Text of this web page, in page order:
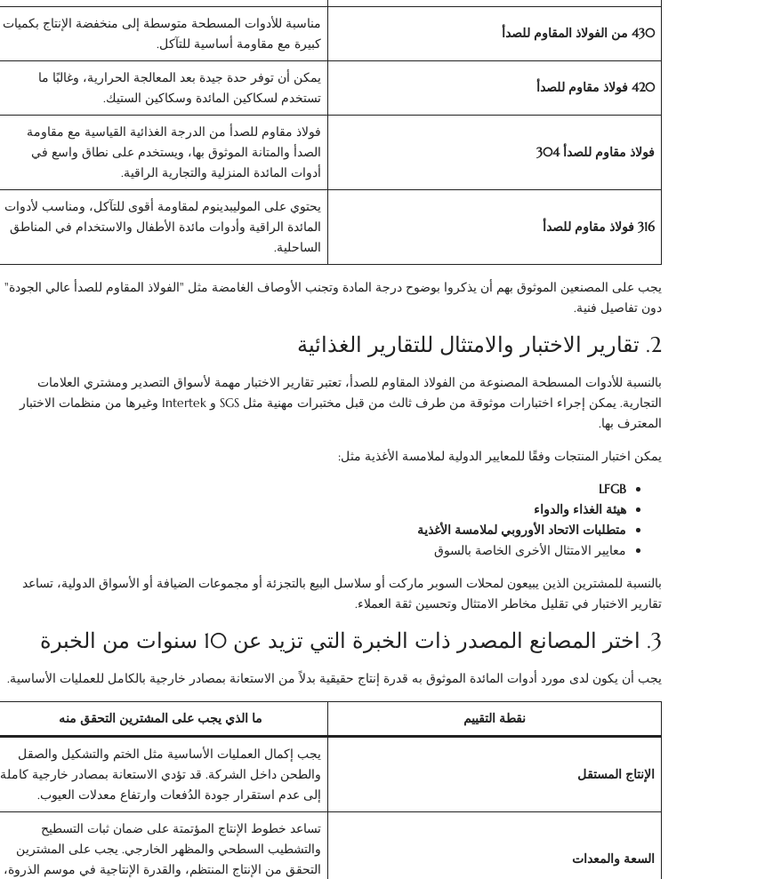
430 من الفولاذ المقاوم للصدأ
مناسبة للأدوات المسطحة متوسطة إلى منخفضة الإنتاج بكميات
كبيرة مع مقاومة أساسية للتآكل.
420 فولاذ مقاوم للصدأ
يمكن أن توفر حدة جيدة بعد المعالجة الحرارية، وغالبًا ما
تستخدم لسكاكين المائدة وسكاكين الستيك.
فولاذ مقاوم للصدأ 304
فولاذ مقاوم للصدأ من الدرجة الغذائية القياسية مع مقاومة
الصدأ والمتانة الموثوق بها، ويستخدم على نطاق واسع في
أدوات المائدة المنزلية والتجارية الراقية.
316 فولاذ مقاوم للصدأ
يحتوي على الموليبدينوم لمقاومة أقوى للتآكل، ومناسب لأدوات
المائدة الراقية وأدوات مائدة الأطفال والاستخدام في المناطق
الساحلية.
يجب على المصنعين الموثوق بهم أن يذكروا بوضوح درجة المادة وتجنب الأوصاف الغامضة مثل "الفولاذ المقاوم للصدأ عالي الجودة"
دون تفاصيل فنية.
2. تقارير الاختبار والامتثال للتقارير الغذائية
بالنسبة للأدوات المسطحة المصنوعة من الفولاذ المقاوم للصدأ، تعتبر تقارير الاختبار مهمة لأسواق التصدير ومشتري العلامات
التجارية. يمكن إجراء اختبارات موثوقة من طرف ثالث من قبل مختبرات مهنية مثل SGS و Intertek وغيرها من منظمات الاختبار
المعترف بها.
يمكن اختبار المنتجات وفقًا للمعايير الدولية لملامسة الأغذية مثل:
LFGB
هيئة الغذاء والدواء
متطلبات الاتحاد الأوروبي لملامسة الأغذية
معايير الامتثال الأخرى الخاصة بالسوق
بالنسبة للمشترين الذين يبيعون لمحلات السوبر ماركت أو سلاسل البيع بالتجزئة أو مجموعات الضيافة أو الأسواق الدولية، تساعد
تقارير الاختبار في تقليل مخاطر الامتثال وتحسين ثقة العملاء.
3. اختر المصانع المصدر ذات الخبرة التي تزيد عن 10 سنوات من الخبرة
يجب أن يكون لدى مورد أدوات المائدة الموثوق به قدرة إنتاج حقيقية بدلاً من الاستعانة بمصادر خارجية بالكامل للعمليات الأساسية.
نقطة التقييم ما الذي يجب على المشترين التحقق منه
الإنتاج المستقل
يجب إكمال العمليات الأساسية مثل الختم والتشكيل والصقل
والطحن داخل الشركة. قد تؤدي الاستعانة بمصادر خارجية كاملة
إلى عدم استقرار جودة الدُفعات وارتفاع معدلات العيوب.
السعة والمعدات
تساعد خطوط الإنتاج المؤتمتة على ضمان ثبات التسطيح
والتشطيب السطحي والمظهر الخارجي. يجب على المشترين
التحقق من الإنتاج المنتظم، والقدرة الإنتاجية في موسم الذروة،